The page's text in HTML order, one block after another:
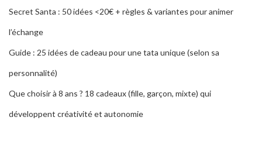
Secret Santa : 50 idées <20€ + règles & variantes pour animer
l’échange
Guide : 25 idées de cadeau pour une tata unique (selon sa
personnalité)
Que choisir à 8 ans ? 18 cadeaux (fille, garçon, mixte) qui
développent créativité et autonomie